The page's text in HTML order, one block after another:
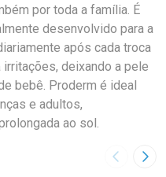
por toda a família. É
desenvolvido para a
após cada troca
deixando a pele
bebê. Proderm é ideal
e adultos,
ao sol.
Imagem